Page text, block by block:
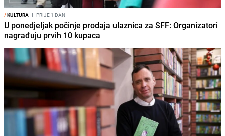
/KULTURA I PRIJE 1 DAN
U ponedjeljak počinje prodaja ulaznica za SFF: Organizatori
nagrađuju prvih 10 kupaca